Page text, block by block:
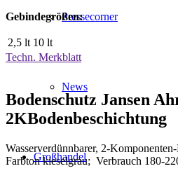
Pressecorner
News
Großhandel
Gebindegrößen:
2,5 lt 10 lt
Techn. Merkblatt
Bodenschutz Jansen
2KBodenbeschichtung
Wasserverdünnbarer, 2-
Farbton kieselgrau; Verbrauch 180-